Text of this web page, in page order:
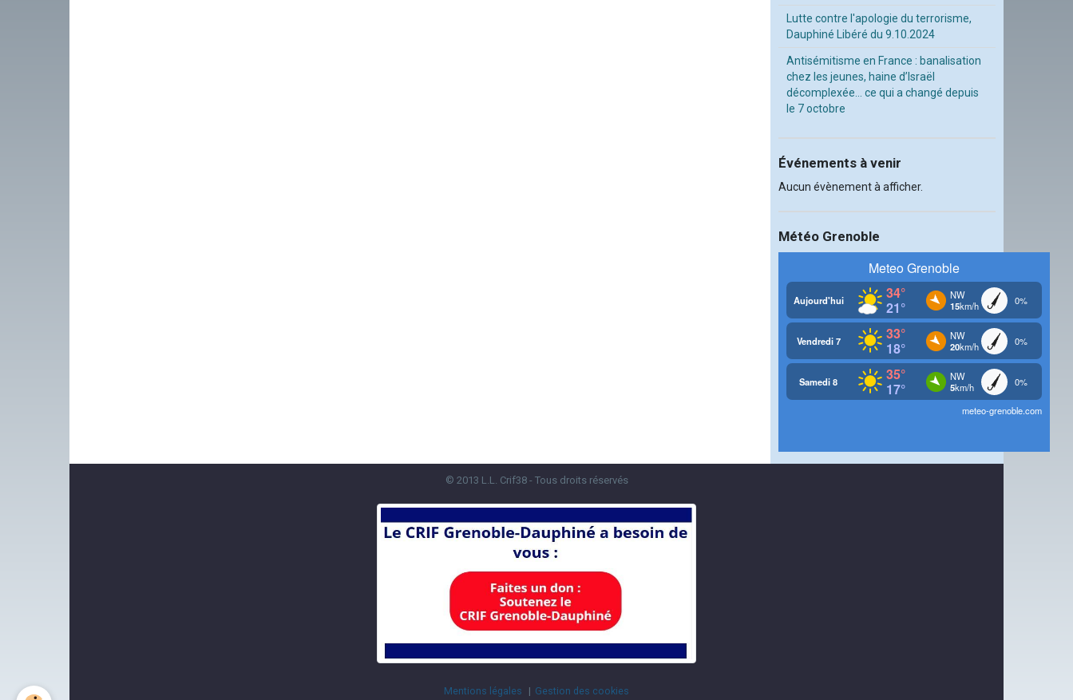
Lutte contre l'apologie du terrorisme,
Dauphiné Libéré du 9.10.2024
Antisémitisme en France : banalisation
chez les jeunes, haine d’Israël
décomplexée… ce qui a changé depuis
le 7 octobre
Événements à venir
Aucun évènement à afficher.
Météo Grenoble
© 2013 L.L. Crif38 - Tous droits réservés
Mentions légales Gestion des cookies